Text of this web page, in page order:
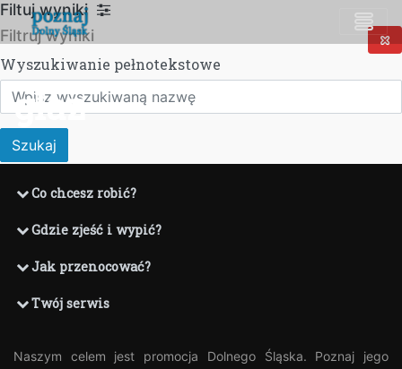
Przejdź
do
Filtuj wyniki
Filtruj wyniki
Wyszukiwanie pełnotekstowe
Szukaj
głaz
Stopka
Co chcesz robić?
Gdzie zjeść i wypić?
Jak przenocować?
Twój serwis
Naszym celem jest promocja Dolnego Śląska. Poznaj jego